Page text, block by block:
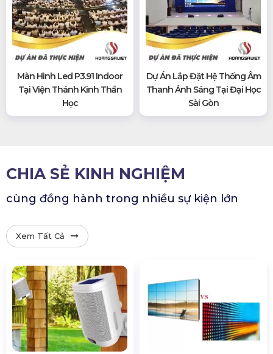
Màn Hình Led P3.91 Indoor
Tại Viện Thánh Kinh Thần
Học
Dự Án Lắp Đặt Hệ Thống Âm
Thanh Ánh Sáng Tại Đại Học
Sài Gòn
CHIA SẺ KINH NGHIỆM
cùng đồng hành trong nhiều sự kiện lớn
Xem Tất Cả